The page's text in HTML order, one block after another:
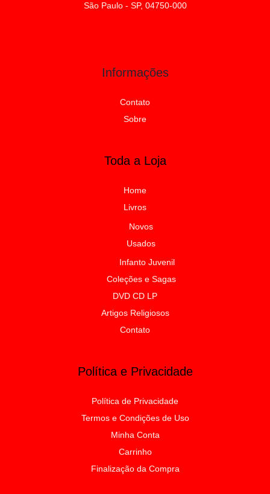
São Paulo - SP, 04750-000
Informações
Contato
Sobre
Toda a Loja
Home
Livros
Novos
Usados
Infanto Juvenil
Coleções e Sagas
DVD CD LP
Artigos Religiosos
Contato
Política e Privacidade
Política de Privacidade
Termos e Condições de Uso
Minha Conta
Carrinho
Finalização da Compra